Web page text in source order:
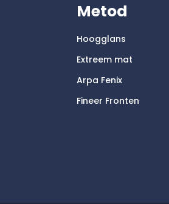
Metod
Hoogglans
Extreem mat
Arpa Fenix
Fineer Fronten